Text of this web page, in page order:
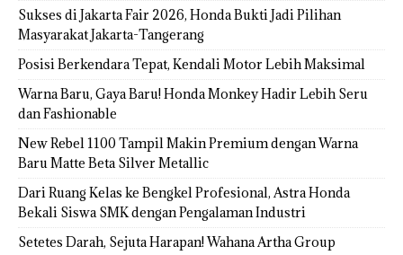
Sukses di Jakarta Fair 2026, Honda Bukti Jadi Pilihan
Masyarakat Jakarta-Tangerang
Posisi Berkendara Tepat, Kendali Motor Lebih Maksimal
Warna Baru, Gaya Baru! Honda Monkey Hadir Lebih Seru
dan Fashionable
New Rebel 1100 Tampil Makin Premium dengan Warna
Baru Matte Beta Silver Metallic
Dari Ruang Kelas ke Bengkel Profesional, Astra Honda
Bekali Siswa SMK dengan Pengalaman Industri
Setetes Darah, Sejuta Harapan! Wahana Artha Group